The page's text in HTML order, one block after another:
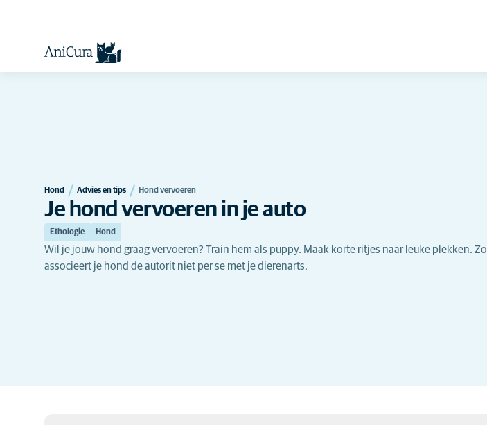
Hond Advies en tips Hond vervoeren
Je hond vervoeren in je auto
Ethologie Hond
Wil je jouw hond graag vervoeren? Train hem als puppy. Maak korte ritjes naar leuke plekken. Zo
associeert je hond de autorit niet per se met je dierenarts.